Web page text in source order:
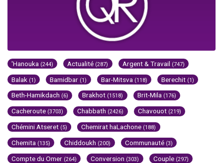
'Hanouka (244) Actualité (287) Argent & Travail (747)
Balak (1) Bamidbar (1) Bar-Mitsva (118) Berechit (1)
Beth-Hamikdach (6) Brakhot (1518) Brit-Mila (176)
Cacheroute (3703) Chabbath (2426) Chavouot (219)
Chémini Atseret (5) Chemirat haLachone (188)
Chemita (135) Chiddoukh (200) Communauté (3)
Compte du Omer (264) Conversion (303) Couple (297)